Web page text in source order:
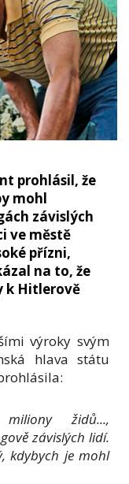
prohlásil, že
mohl
závislých
ve městě
přízni,
na to, že
k Hitlerově
výroky svým
hlava státu
židů...,
závislých lidí.
kdybych je mohl